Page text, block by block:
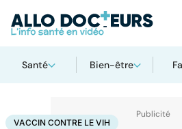
Santé Bien-être
AccueilSantéMédicaments Vaccin contre le
VACCIN CONTRE LE VIH